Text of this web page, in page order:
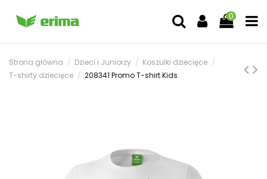
0
Strona główna Dzieci i Juniorzy
Koszulki dziecięce
T-shirty dziecięce
208341 Promo T-shirt Kids